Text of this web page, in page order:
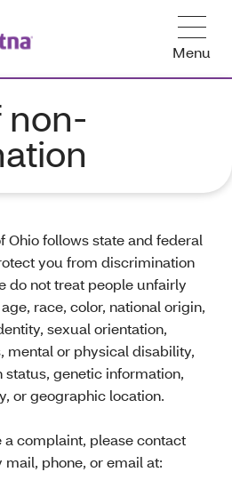
Menu
non-
Ohio follows state and federal
you from discrimination
do not treat people unfairly
race, color, national origin,
sexual orientation,
mental or physical disability,
status, genetic information,
or geographic location.
complaint, please contact
phone, or email at: